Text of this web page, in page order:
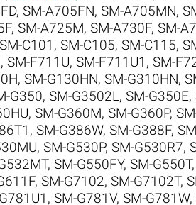
, SM-A705FN, SM-A705MN,
, SM-A725M, SM-A730F, SM-
SM-C101 , SM-C105, SM-C115,
, SM-F711U, SM-F711U1 , SM-
, SM-G130HN, SM-G310HN,
G350, SM-G3502L, SM-G350E,
, SM-G360M, SM-G360P,
, SM-G386W, SM-G388F,
, SM-G530P, SM-G530R7,
, SM-G550FY, SM-G550T,
, SM-G7102, SM-G7102T,
, SM-G781V, SM-G781W,